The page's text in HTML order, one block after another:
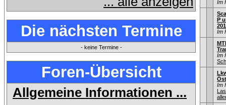
Die nächsten Termine
- keine Termine -
Foren-Übersicht
Allgemeine Informationen ...
Im
P
Im
Im
Im